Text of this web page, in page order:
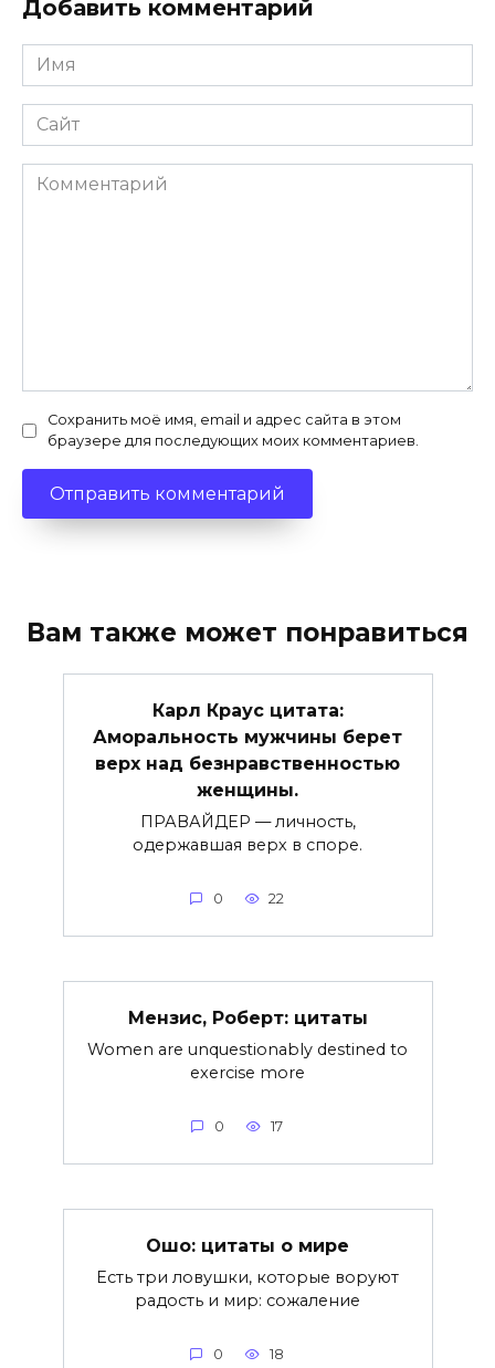
Добавить комментарий
Имя
*
Сайт
Комментарий
Сохранить моё имя, email и адрес сайта в этом
браузере для последующих моих комментариев.
Вам также может понравиться
Карл Краус цитата:
Аморальность мужчины берет
верх над безнравственностью
женщины.
ПРАВАЙДЕР — личность,
одержавшая верх в споре.
0 22
Мензис, Роберт: цитаты
Women are unquestionably destined to
exercise more
0 17
Ошо: цитаты о мире
Есть три ловушки, которые воруют
радость и мир: сожаление
0 18